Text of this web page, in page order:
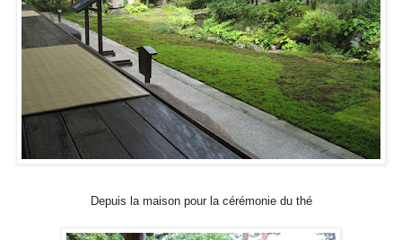
Depuis la maison pour la cérémonie du thé